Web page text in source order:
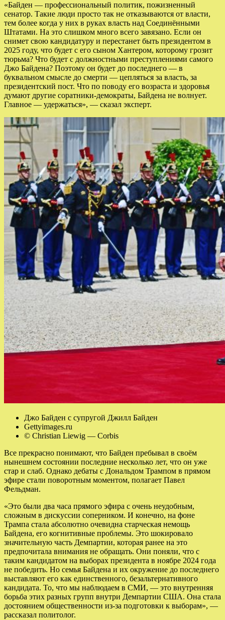
«Байден — профессиональный политик, пожизненный
сенатор. Такие люди просто так не отказываются от власти,
тем более когда у них в руках власть над Соединёнными
Штатами. На это слишком много всего завязано. Если он
снимет свою кандидатуру и перестанет быть президентом в
2025 году, что будет с его сыном Хантером, которому грозит
тюрьма? Что будет с должностными преступлениями самого
Джо Байдена? Поэтому он будет до последнего — в
буквальном смысле до смерти — цепляться за власть, за
президентский пост. Что по поводу его возраста и здоровья
думают другие соратники-демократы, Байдена не волнует.
Главное — удержаться», — сказал эксперт.
Джо Байден с супругой Джилл Байден
Gettyimages.ru
© Christian Liewig — Corbis
Все прекрасно понимают, что Байден пребывал в своём
нынешнем состоянии последние несколько лет, что он уже
стар и слаб. Однако дебаты с Дональдом Трампом в прямом
эфире стали поворотным моментом, полагает Павел
Фельдман.
«Это были два часа прямого эфира с очень неудобным,
сложным в дискуссии соперником. И конечно, на фоне
Трампа стала абсолютно очевидна старческая немощь
Байдена, его когнитивные проблемы. Это шокировало
значительную часть Демпартии, которая ранее на это
предпочитала внимания не обращать. Они поняли, что с
таким кандидатом на выборах президента в ноябре 2024 года
не победить. Но семья Байдена и их окружение до последнего
выставляют его как единственного, безальтернативного
кандидата. То, что мы наблюдаем в СМИ, — это внутренняя
борьба этих разных групп внутри Демпартии США. Она стала
достоянием общественности из-за подготовки к выборам», —
рассказал политолог.